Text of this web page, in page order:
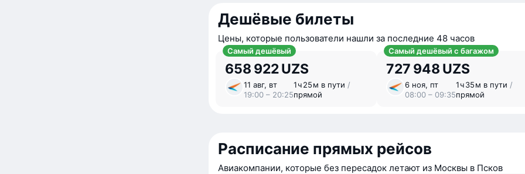
Дешёвые билеты
Цены, которые пользователи нашли за последние 48 часов
Самый дешёвый
658 922 UZS
11 авг, вт
19:00 – 20:25
1 ⁠ч 25 ⁠м в пути /
прямой
Самый дешёвый с багажом
727 948 UZS
6 ноя, пт
08:00 – 09:35
1 ⁠ч 35 ⁠м в пути /
прямой
Расписание прямых рейсов
Авиакомпании, которые без пересадок летают из Москвы в Псков